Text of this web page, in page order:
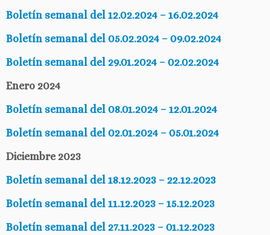
Boletín semanal del 12.02.2024 – 16.02.2024
Boletín semanal del 05.02.2024 – 09.02.2024
Boletín semanal del 29.01.2024 – 02.02.2024
Enero 2024
Boletín semanal del 08.01.2024 – 12.01.2024
Boletín semanal del 02.01.2024 – 05.01.2024
Diciembre 2023
Boletín semanal del 18.12.2023 – 22.12.2023
Boletín semanal del 11.12.2023 – 15.12.2023
Boletín semanal del 27.11.2023 – 01.12.2023